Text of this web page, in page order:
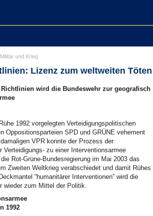
und Krieg
Lizenz zum weltweiten Töten
wird die Bundeswehr zur geografisch
1992 vorgelegten Verteidigungspolitischen
Oppositionsparteien SPD und GRÜNE vehement
VPR konnte der Prozess der
Verteidigungs- zu einer Interventionsarmee
die Rot-Grüne-Bundesregierung im Mai 2003 das
Zweiten Weltkrieg verabschiedet und damit Rühes
“humanitärer Interventionen” wird die
wieder zum Mittel der Politik.
1992